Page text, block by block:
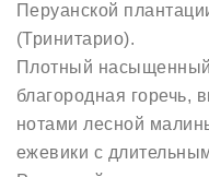
Перуанской
(Тринитарио).
Плотный
благородная горечь,
нотами лесной
ежевики с